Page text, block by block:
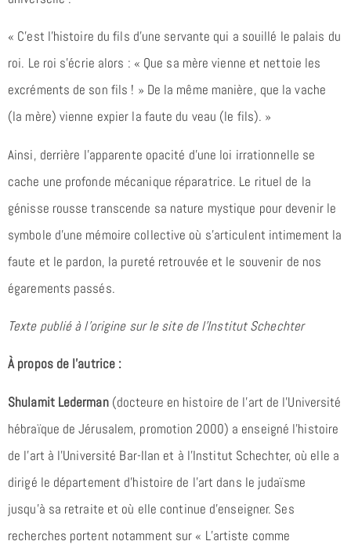
« C’est l’histoire du fils d’une servante qui a souillé le palais du
roi. Le roi s’écrie alors : « Que sa mère vienne et nettoie les
excréments de son fils ! » De la même manière, que la vache
(la mère) vienne expier la faute du veau (le fils). »
Ainsi, derrière l’apparente opacité d’une loi irrationnelle se
cache une profonde mécanique réparatrice. Le rituel de la
génisse rousse transcende sa nature mystique pour devenir le
symbole d’une mémoire collective où s’articulent intimement la
faute et le pardon, la pureté retrouvée et le souvenir de nos
égarements passés.
Texte publié à l’origine sur le site de l’Institut Schechter
À propos de l’autrice :
Shulamit Lederman(docteure en histoire de l’art de l’Université
hébraïque de Jérusalem, promotion 2000) a enseigné l’histoire
de l’art à l’Université Bar-Ilan et à l’Institut Schechter, où elle a
dirigé le département d’histoire de l’art dans le judaïsme
jusqu’à sa retraite et où elle continue d’enseigner. Ses
recherches portent notamment sur « L’artiste comme